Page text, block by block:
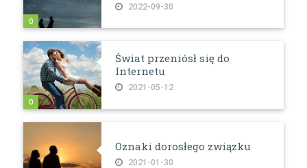
2022-09-30
0
Świat przeniósł się do
Internetu
2021-05-12
0
Oznaki dorosłego związku
2021-01-30